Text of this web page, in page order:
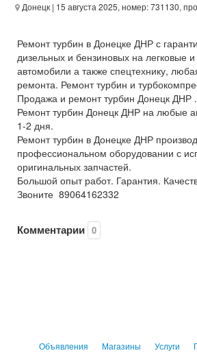
Донецк | 15 августа 2025, номер: 731130,
Ремонт турбин в Донецке ДНР с
дизельных и бензиновых на легковые и
автомобили а также спецтехнику,
ремонта. Ремонт турбин и
Продажа и ремонт турбин Донецк ДНР .
Ремонт турбин Донецк ДНР на любые
1-2 дня.
Ремонт турбин в Донецке ДНР
профессиональном оборудовании с
оригинальных запчастей.
Большой опыт работ. Гарантия.
Звоните 89064162332
Комментарии 0
Объявления Магазины Услуги